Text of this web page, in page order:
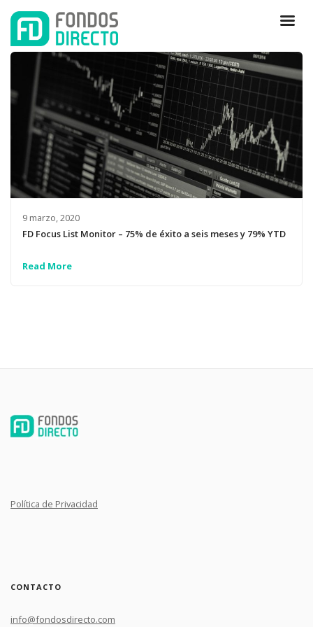
9 marzo, 2020
FD Focus List Monitor – 75% de éxito a seis meses y 79% YTD
Read More
Política de Privacidad
CONTACTO
info@fondosdirecto.com